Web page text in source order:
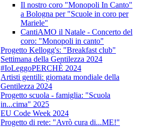
Il nostro coro "Monopoli In Canto"
a Bologna per "Scuole in coro per
Mariele"
CantiAMO il Natale - Concerto del
coro: "Monopoli in canto"
Progetto Kellogg's: "Breakfast club"
Settimana della Gentilezza 2024
#IoLeggoPERCHÈ 2024
Artisti gentili: giornata mondiale della
Gentilezza 2024
Progetto scuola - famiglia: "Scuola
in...cima" 2025
EU Code Week 2024
Progetto di rete: "Avrò cura di...ME!"